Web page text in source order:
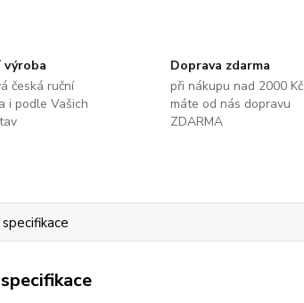
výroba
česká ruční
i podle Vašich
Doprava zdarma
při nákupu nad 2000 Kč
máte od nás dopravu
ZDARMA